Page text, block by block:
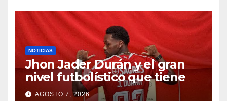
NOTICIAS
Jhon Jader Durán y el gran
nivel futbolístico que tiene
AGOSTO 7, 2026